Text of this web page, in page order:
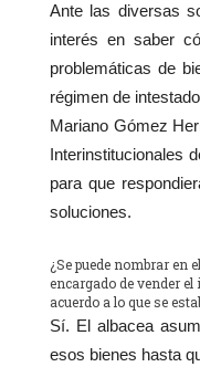
Ante las diversas
interés en saber
problemáticas de
régimen de
Mariano Gómez
Interinstitucionales
para que
soluciones.
¿Se puede nombrar en
encargado de vender
acuerdo a lo que se
Sí. El albacea
esos bienes hasta